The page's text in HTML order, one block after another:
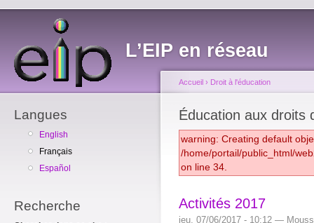
L’EIP en réseau
Langues
English
Français
Español
Recherche
Accueil › Droit à l'éducation
Éducation aux droits
warning: Creating default
/home/portail/public_html/
on line 34.
Activités 2017
jeu, 07/06/2017 - 10:12 —